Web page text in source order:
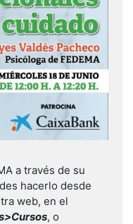
a través de su
hacerlo desde
web, en el
, o